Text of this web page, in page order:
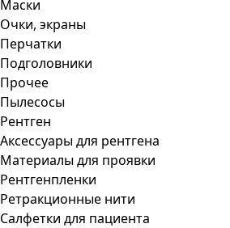
Маски
Очки, экраны
Перчатки
Подголовники
Прочее
Пылесосы
Рентген
Аксессуары для рентгена
Материалы для проявки
Рентгенпленки
Ретракционные нити
Салфетки для пациента